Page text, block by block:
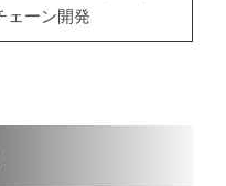
ェーン開発